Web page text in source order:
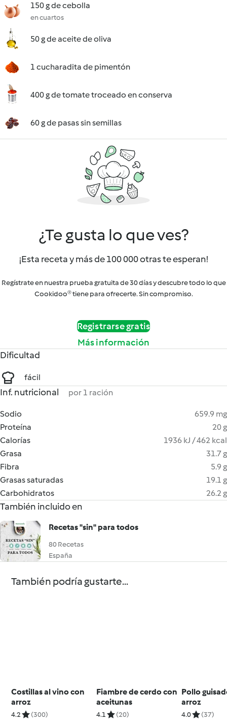
150 g de cebolla
en cuartos
50 g de aceite de oliva
1 cucharadita de pimentón
400 g de tomate troceado en conserva
60 g de pasas sin semillas
¿Te gusta lo que ves?
¡Esta receta y más de 100 000 otras te esperan!
Regístrate en nuestra prueba gratuita de 30 días y descubre todo lo que
Cookidoo® tiene para ofrecerte. Sin compromiso.
Registrarse gratis
Más información
Dificultad
fácil
Inf. nutricional por 1 ración
Sodio
659.9 mg
Proteína
20 g
Calorías
1936 kJ / 462 kcal
Grasa
31.7 g
Fibra
5.9 g
Grasas saturadas
19.1 g
Carbohidratos
26.2 g
También incluido en
Recetas "sin" para todos
80 Recetas
España
También podría gustarte...
Costillas al vino con
arroz
4.2 (300)
Fiambre de cerdo con
aceitunas
4.1 (20)
Pollo
arroz
4.0 (37)